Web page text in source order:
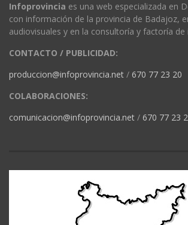
Infoprovincia es una web especializada en
con información de la provincia de Badajoz,
audiovisuales y en la consultoría y factoría de
CONTACTO / PUBLICIDAD:
produccion@infoprovincia.net / 670 77 23 20
COLABORACIONES:
comunicacion@infoprovincia.net / 670 77 23